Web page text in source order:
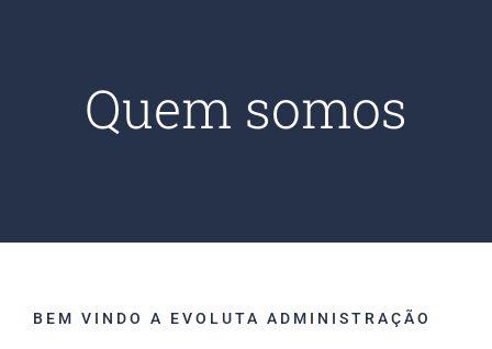
Quem somos
BEM VINDO A EVOLUTA ADMINISTRAÇÃO